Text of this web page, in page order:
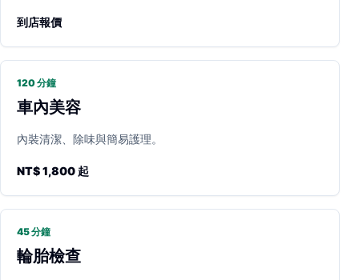
到店報價
120 分鐘
車內美容
內裝清潔、除味與簡易護理。
NT$ 1,800 起
45 分鐘
輪胎檢查